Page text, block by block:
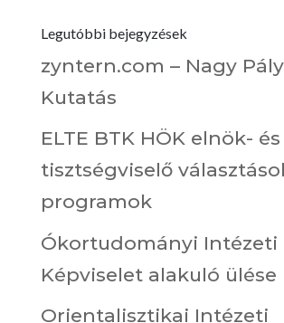
Legutóbbi bejegyzések
zyntern.com – Nagy
Kutatás
ELTE BTK HÖK elnök- és
tisztségviselő
programok
Ókortudományi Intézeti
Képviselet alakuló ülése
Orientalisztikai Intézeti